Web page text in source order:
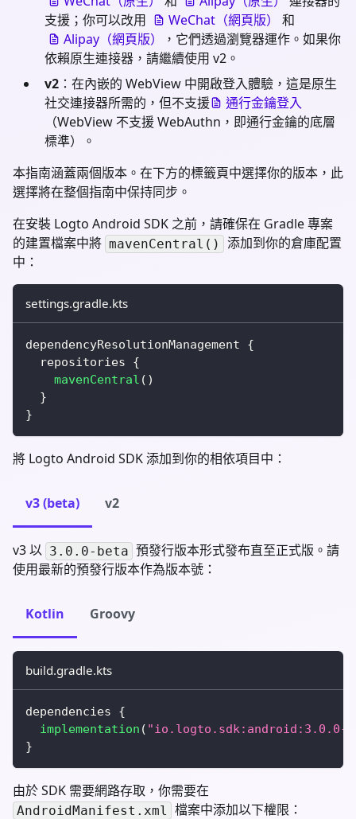
支援；你可以改用
WeChat（網頁版）
和
Alipay（網頁版）
，它們透過瀏覽器運作。如果你
依賴原生連接器，請繼續使用 v2。
v2 ：在內嵌的 WebView 中開啟登入體驗，這是原生
社交連接器所需的，但不支援
通行金鑰登入
（WebView 不支援 WebAuthn，即通行金鑰的底層
標準）。
本指南涵蓋兩個版本。在下方的標籤頁中選擇你的版本，此
選擇將在整個指南中保持同步。
在安裝 Logto Android SDK 之前，請確保在 Gradle 專案
的建置檔案中將 mavenCentral()
添加到你的倉庫配置
中：
settings.gradle.kts
dependencyResolutionManagement {
  repositories
{
mavenCentral ( )
}
}
將 Logto Android SDK 添加到你的相依項目中：
v3 (beta) v2
v3 以 3.0.0-beta 預發行版本形式發布直至正式版。請
使用最新的預發行版本作為版本號：
Kotlin Groovy
build.gradle.kts
dependencies {
implementation ( "io.logto.sdk:android:3.0.0-
}
由於 SDK 需要網路存取，你需要在
AndroidManifest.xml 檔案中添加以下權限：